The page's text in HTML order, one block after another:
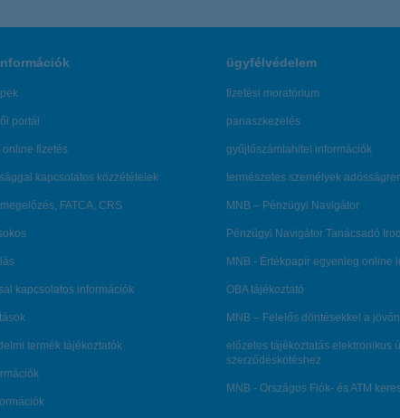
portál
online fizetés
kapcsolatos közzétételek
FATCA, CRS
kapcsolatos információk
termék tájékoztatók
ügyfélvédelem
fizetési moratórium
panaszkezelés
gyűjtőszámlahitel információk
természetes személyek
MNB – Pénzügyi Navigátor
Pénzügyi Navigátor Tanácsadó
MNB - Értékpapír egyenleg online
OBA tájékoztató
MNB – Felelős döntésekkel a
előzetes tájékoztatás elektronikus
szerződéskötéshez
MNB - Országos Fiók- és ATM